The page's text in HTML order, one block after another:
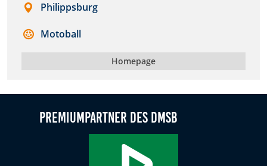
Philippsburg
Motoball
Homepage
Premiumpartner des DMSB
cookie_consent
Anbieter:
Dieser Cookie speichert die gewählten Cookie-